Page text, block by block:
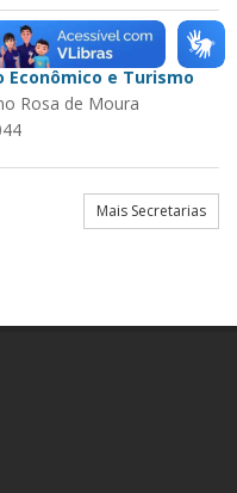
de
Econômico e Turismo
Rosa de Moura
Mais Secretarias